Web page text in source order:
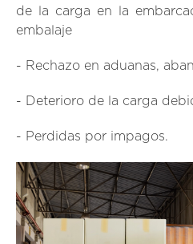
de la carga en la
embalaje
- Rechazo en aduanas,
- Deterioro de la carga
- Perdidas por impagos.